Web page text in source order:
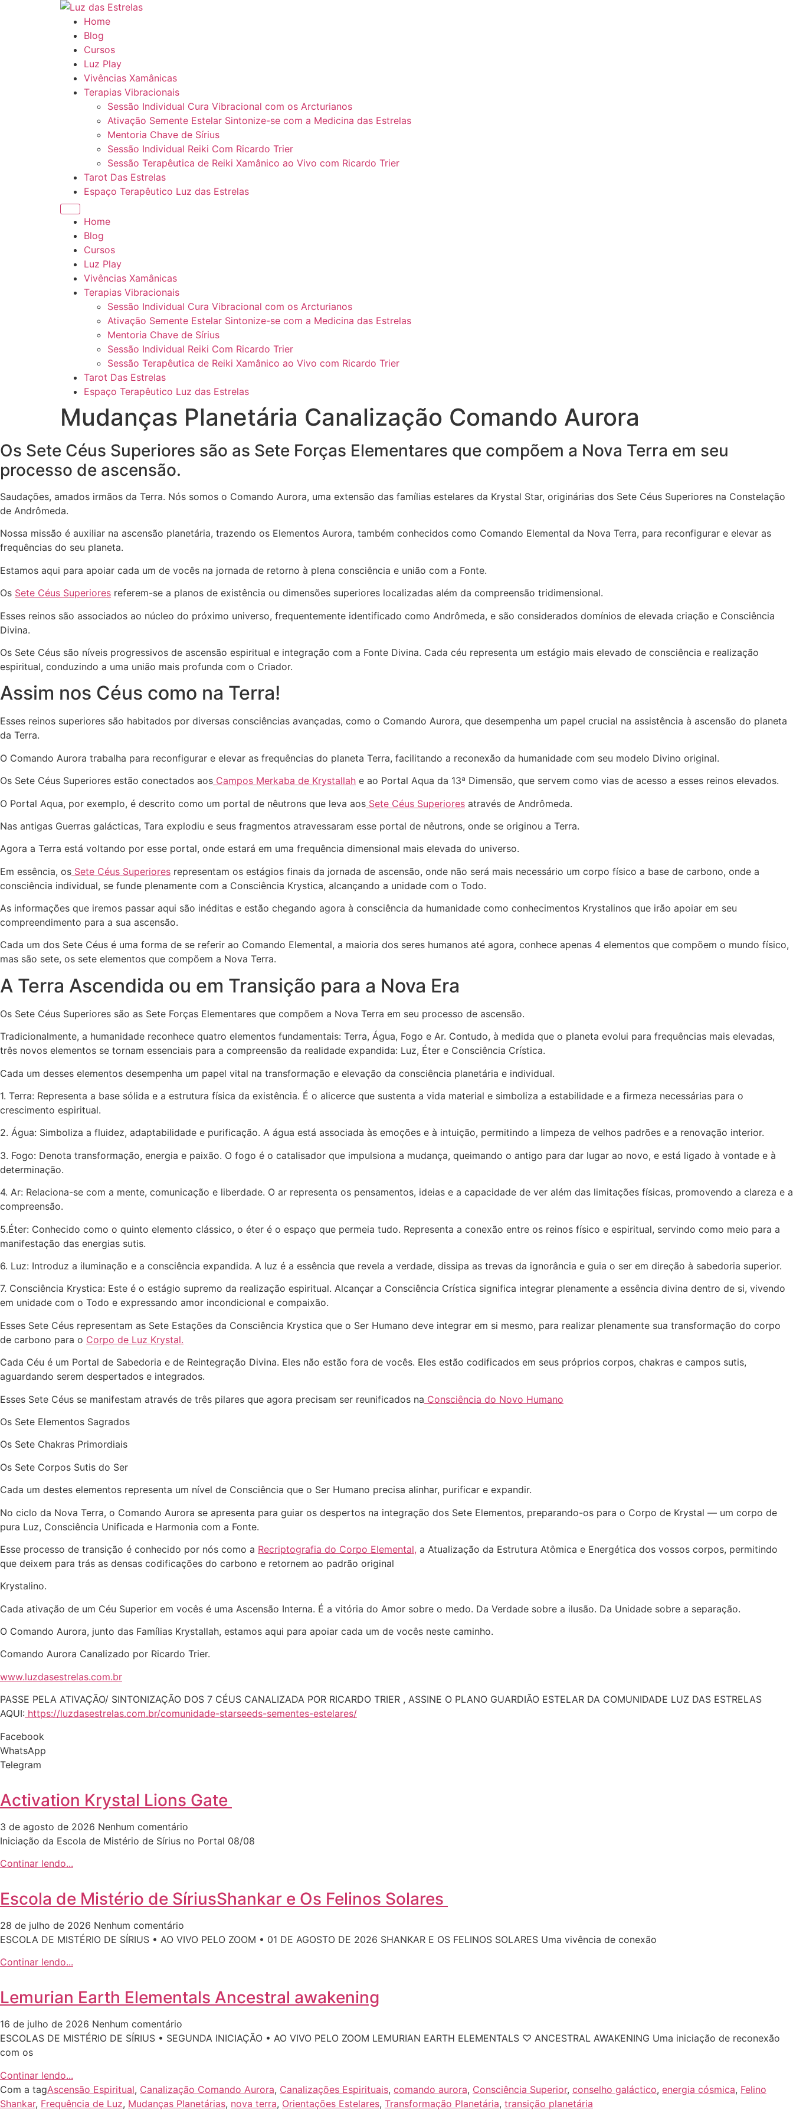
Home
Blog
Cursos
Luz Play
Vivências Xamânicas
Terapias Vibracionais
Sessão Individual Cura Vibracional com os Arcturianos
Ativação Semente Estelar Sintonize-se com a Medicina das Estrelas
Mentoria Chave de Sírius
Sessão Individual Reiki Com Ricardo Trier
Sessão Terapêutica de Reiki Xamânico ao Vivo com Ricardo Trier
Tarot Das Estrelas
Espaço Terapêutico Luz das Estrelas
MenuHome
Blog
Cursos
Luz Play
Vivências Xamânicas
Terapias Vibracionais
Sessão Individual Cura Vibracional com os Arcturianos
Ativação Semente Estelar Sintonize-se com a Medicina das Estrelas
Mentoria Chave de Sírius
Sessão Individual Reiki Com Ricardo Trier
Sessão Terapêutica de Reiki Xamânico ao Vivo com Ricardo Trier
Tarot Das Estrelas
Espaço Terapêutico Luz das Estrelas
Mudanças Planetária Canalização Comando Aurora
Os Sete Céus Superiores são as Sete Forças Elementares que compõem a Nova Terra em seu
processo de ascensão.
Saudações, amados irmãos da Terra. Nós somos o Comando Aurora, uma extensão das famílias estelares da Krystal Star, originárias dos Sete Céus Superiores na Constelação
de Andrômeda.
Nossa missão é auxiliar na ascensão planetária, trazendo os Elementos Aurora, também conhecidos como Comando Elemental da Nova Terra, para reconfigurar e elevar as
frequências do seu planeta.
Estamos aqui para apoiar cada um de vocês na jornada de retorno à plena consciência e união com a Fonte.
Os Sete Céus Superiores referem-se a planos de existência ou dimensões superiores localizadas além da compreensão tridimensional.
Esses reinos são associados ao núcleo do próximo universo, frequentemente identificado como Andrômeda, e são considerados domínios de elevada criação e Consciência
Divina.
Os Sete Céus são níveis progressivos de ascensão espiritual e integração com a Fonte Divina. Cada céu representa um estágio mais elevado de consciência e realização
espiritual, conduzindo a uma união mais profunda com o Criador.
Assim nos Céus como na Terra!
Esses reinos superiores são habitados por diversas consciências avançadas, como o Comando Aurora, que desempenha um papel crucial na assistência à ascensão do planeta
da Terra.
O Comando Aurora trabalha para reconfigurar e elevar as frequências do planeta Terra, facilitando a reconexão da humanidade com seu modelo Divino original.
Os Sete Céus Superiores estão conectados aos Campos Merkaba de Krystallah e ao Portal Aqua da 13ª Dimensão, que servem como vias de acesso a esses reinos elevados.
O Portal Aqua, por exemplo, é descrito como um portal de nêutrons que leva aos Sete Céus Superiores através de Andrômeda.
Nas antigas Guerras galácticas, Tara explodiu e seus fragmentos atravessaram esse portal de nêutrons, onde se originou a Terra.
Agora a Terra está voltando por esse portal, onde estará em uma frequência dimensional mais elevada do universo.
Em essência, os Sete Céus Superiores representam os estágios finais da jornada de ascensão, onde não será mais necessário um corpo físico a base de carbono, onde a
consciência individual, se funde plenamente com a Consciência Krystica, alcançando a unidade com o Todo.
As informações que iremos passar aqui são inéditas e estão chegando agora à consciência da humanidade como conhecimentos Krystalinos que irão apoiar em seu
compreendimento para a sua ascensão.
Cada um dos Sete Céus é uma forma de se referir ao Comando Elemental, a maioria dos seres humanos até agora, conhece apenas 4 elementos que compõem o mundo físico,
mas são sete, os sete elementos que compõem a Nova Terra.
A Terra Ascendida ou em Transição para a Nova Era
Os Sete Céus Superiores são as Sete Forças Elementares que compõem a Nova Terra em seu processo de ascensão.
Tradicionalmente, a humanidade reconhece quatro elementos fundamentais: Terra, Água, Fogo e Ar. Contudo, à medida que o planeta evolui para frequências mais elevadas,
três novos elementos se tornam essenciais para a compreensão da realidade expandida: Luz, Éter e Consciência Crística.
Cada um desses elementos desempenha um papel vital na transformação e elevação da consciência planetária e individual.
1. Terra: Representa a base sólida e a estrutura física da existência. É o alicerce que sustenta a vida material e simboliza a estabilidade e a firmeza necessárias para o
crescimento espiritual.
2. Água: Simboliza a fluidez, adaptabilidade e purificação. A água está associada às emoções e à intuição, permitindo a limpeza de velhos padrões e a renovação interior.
3. Fogo: Denota transformação, energia e paixão. O fogo é o catalisador que impulsiona a mudança, queimando o antigo para dar lugar ao novo, e está ligado à vontade e à
determinação.
4. Ar: Relaciona-se com a mente, comunicação e liberdade. O ar representa os pensamentos, ideias e a capacidade de ver além das limitações físicas, promovendo a clareza e a
compreensão.
5.Éter: Conhecido como o quinto elemento clássico, o éter é o espaço que permeia tudo. Representa a conexão entre os reinos físico e espiritual, servindo como meio para a
manifestação das energias sutis.
6. Luz: Introduz a iluminação e a consciência expandida. A luz é a essência que revela a verdade, dissipa as trevas da ignorância e guia o ser em direção à sabedoria superior.
7. Consciência Krystica: Este é o estágio supremo da realização espiritual. Alcançar a Consciência Crística significa integrar plenamente a essência divina dentro de si, vivendo
em unidade com o Todo e expressando amor incondicional e compaixão.
Esses Sete Céus representam as Sete Estações da Consciência Krystica que o Ser Humano deve integrar em si mesmo, para realizar plenamente sua transformação do corpo
de carbono para o Corpo de Luz Krystal.
Cada Céu é um Portal de Sabedoria e de Reintegração Divina. Eles não estão fora de vocês. Eles estão codificados em seus próprios corpos, chakras e campos sutis,
aguardando serem despertados e integrados.
Esses Sete Céus se manifestam através de três pilares que agora precisam ser reunificados na Consciência do Novo Humano
Os Sete Elementos Sagrados
Os Sete Chakras Primordiais
Os Sete Corpos Sutis do Ser
Cada um destes elementos representa um nível de Consciência que o Ser Humano precisa alinhar, purificar e expandir.
No ciclo da Nova Terra, o Comando Aurora se apresenta para guiar os despertos na integração dos Sete Elementos, preparando-os para o Corpo de Krystal — um corpo de
pura Luz, Consciência Unificada e Harmonia com a Fonte.
Esse processo de transição é conhecido por nós como a Recriptografia do Corpo Elemental, a Atualização da Estrutura Atômica e Energética dos vossos corpos, permitindo
que deixem para trás as densas codificações do carbono e retornem ao padrão original
Krystalino.
Cada ativação de um Céu Superior em vocês é uma Ascensão Interna. É a vitória do Amor sobre o medo. Da Verdade sobre a ilusão. Da Unidade sobre a separação.
O Comando Aurora, junto das Famílias Krystallah, estamos aqui para apoiar cada um de vocês neste caminho.
Comando Aurora Canalizado por Ricardo Trier.
www.luzdasestrelas.com.br
PASSE PELA ATIVAÇÃO/ SINTONIZAÇÃO DOS 7 CÉUS CANALIZADA POR RICARDO TRIER , ASSINE O PLANO GUARDIÃO ESTELAR DA COMUNIDADE LUZ DAS ESTRELAS
AQUI: https://luzdasestrelas.com.br/comunidade-starseeds-sementes-estelares/
Facebook
WhatsApp
Telegram
Activation Krystal Lions Gate
3 de agosto de 2026 Nenhum comentário
Iniciação da Escola de Mistério de Sírius no Portal 08/08
Continar lendo...
Escola de Mistério de SíriusShankar e Os Felinos Solares
28 de julho de 2026 Nenhum comentário
ESCOLA DE MISTÉRIO DE SÍRIUS • AO VIVO PELO ZOOM • 01 DE AGOSTO DE 2026 SHANKAR E OS FELINOS SOLARES Uma vivência de conexão
Continar lendo...
Lemurian Earth Elementals Ancestral awakening
16 de julho de 2026 Nenhum comentário
ESCOLAS DE MISTÉRIO DE SÍRIUS • SEGUNDA INICIAÇÃO • AO VIVO PELO ZOOM LEMURIAN EARTH ELEMENTALS ♡ ANCESTRAL AWAKENING Uma iniciação de reconexão
com os
Continar lendo...
Com a tagAscensão Espiritual, Canalização Comando Aurora, Canalizações Espirituais, comando aurora, Consciência Superior, conselho galáctico, energia cósmica, Felino
Shankar, Frequência de Luz, Mudanças Planetárias, nova terra, Orientações Estelares, Transformação Planetária, transição planetária